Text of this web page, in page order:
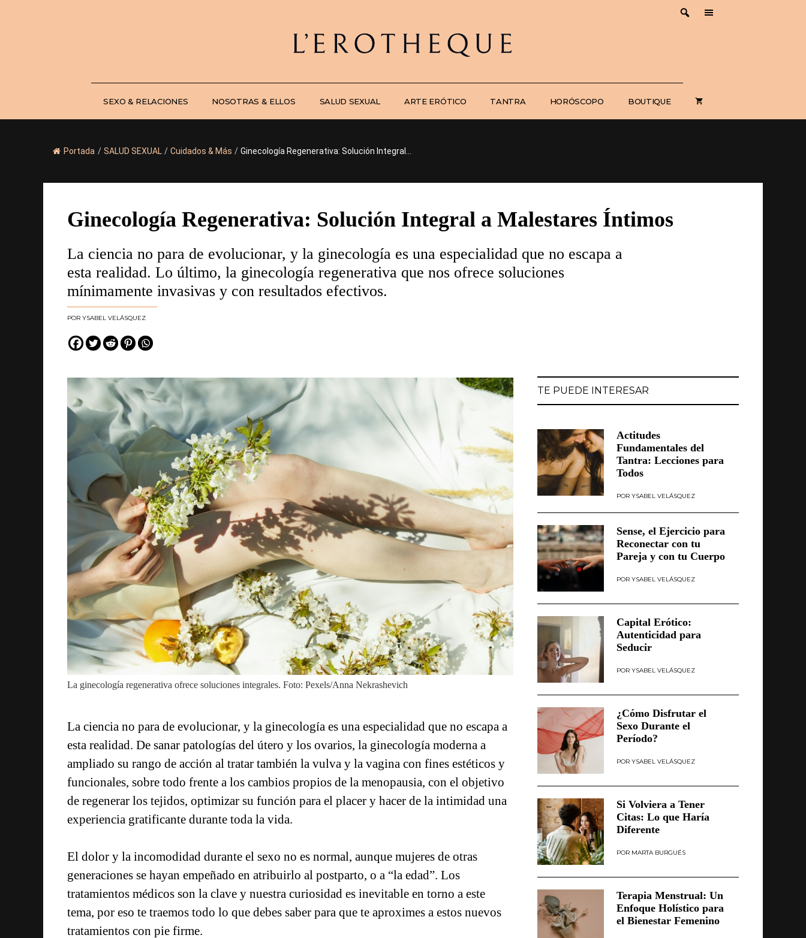
SEXO & RELACIONES NOSOTRAS & ELLOS SALUD SEXUAL ARTE ERÓTICO TANTRA HORÓSCOPO BOUTIQUE
Portada / SALUD SEXUAL / Cuidados & Más / Ginecología Regenerativa: Solución Integral...
Ginecología Regenerativa: Solución Integral a Malestares Íntimos
La ciencia no para de evolucionar, y la ginecología es una especialidad que no escapa a
esta realidad. Lo último, la ginecología regenerativa que nos ofrece soluciones
mínimamente invasivas y con resultados efectivos.
YSABEL VELÁSQUEZ
La ginecología regenerativa ofrece soluciones integrales. Foto: Pexels/Anna Nekrashevich
La ciencia no para de evolucionar, y la ginecología es una especialidad que no escapa a
esta realidad. De sanar patologías del útero y los ovarios, la ginecología moderna a
ampliado su rango de acción al tratar también la vulva y la vagina con fines estéticos y
funcionales, sobre todo frente a los cambios propios de la menopausia, con el objetivo
de regenerar los tejidos, optimizar su función para el placer y hacer de la intimidad una
experiencia gratificante durante toda la vida.
El dolor y la incomodidad durante el sexo no es normal, aunque mujeres de otras
generaciones se hayan empeñado en atribuirlo al postparto, o a “la edad”. Los
tratamientos médicos son la clave y nuestra curiosidad es inevitable en torno a este
tema, por eso te traemos todo lo que debes saber para que te aproximes a estos nuevos
tratamientos con pie firme.
TE PUEDE INTERESAR
Actitudes
Fundamentales del
Tantra: Lecciones para
Todos
YSABEL VELÁSQUEZ
Sense, el Ejercicio para
Reconectar con tu
Pareja y con tu Cuerpo
YSABEL VELÁSQUEZ
Capital Erótico:
Autenticidad para
Seducir
YSABEL VELÁSQUEZ
¿Cómo Disfrutar el
Sexo Durante el
Período?
YSABEL VELÁSQUEZ
Si Volviera a Tener
Citas: Lo que Haría
Diferente
MARTA BURGUÉS
Terapia Menstrual: Un
Enfoque Holístico para
el Bienestar Femenino